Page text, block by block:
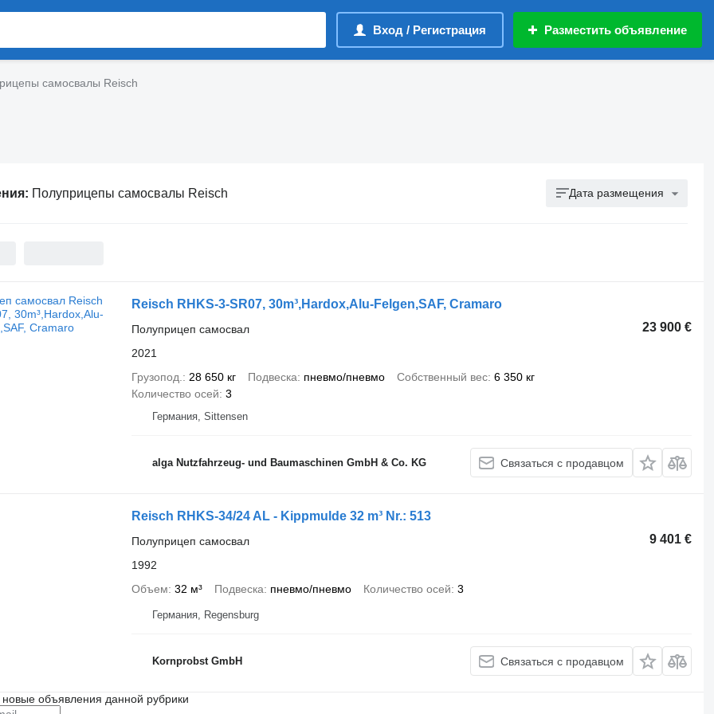
Вход / Регистрация Разместить объявление
самосвалы Reisch
Полуприцепы самосвалы Reisch Дата размещения
Reisch RHKS-3-SR07, 30m³,Hardox,Alu-Felgen,SAF, Cramaro
23 900 €
Полуприцеп самосвал
2021
Грузопод.
28 650 кг Подвеска пневмо/пневмо Собственный вес 6 350 кг
Количество осей 3
Германия, Sittensen
alga Nutzfahrzeug- und Baumaschinen GmbH & Co. KG Связаться с продавцом
Reisch RHKS-34/24 AL - Kippmulde 32 m³ Nr.: 513
9 401 €
Полуприцеп самосвал
1992
Объем 32 м³ Подвеска пневмо/пневмо Количество осей 3
Германия, Regensburg
Kornprobst GmbH Связаться с продавцом
объявления данной рубрики